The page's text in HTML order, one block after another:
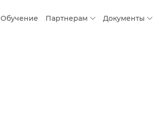
Обучение Партнерам Документы